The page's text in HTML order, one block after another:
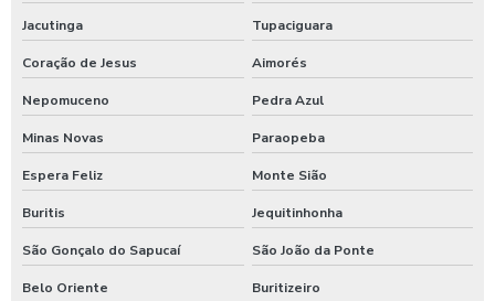
Shampoo de lavar carros
Shampoozeira a ar
Shampoozeira automotiva pneumática
Shampoozeira automotiva profissional
Shampoozeira eletrônica
Shampoozeira industrial
Jacutinga Tupaciguara
Coração de Jesus Aimorés
Nepomuceno Pedra Azul
Minas Novas Paraopeba
Espera Feliz Monte Sião
Buritis Jequitinhonha
São Gonçalo do Sapucaí São João da Ponte
Belo Oriente Buritizeiro